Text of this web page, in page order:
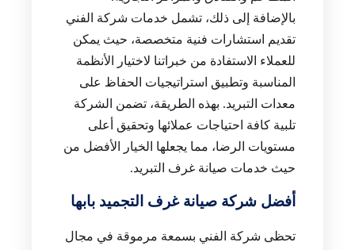
بالإضافة إلى ذلك، تشمل خدمات شركة الفني
تقديم استشارات فنية متخصصة، حيث يمكن
للعملاء الاستفادة من خبراتنا لاختيار الأنظمة
المناسبة وتطبيق استراتيجيات الحفاظ على
معدات التبريد. بهذه الطريقة، تضمن الشركة
تلبية كافة احتياجات عملائها وتحقيق أعلى
مستويات الرضا، مما يجعلها الخيار الأفضل من
حيث خدمات صيانة غرف التبريد.
أفضل شركة صيانة غرف التجميد بابها
تحظى شركة الفني بسمعة مرموقة في مجال